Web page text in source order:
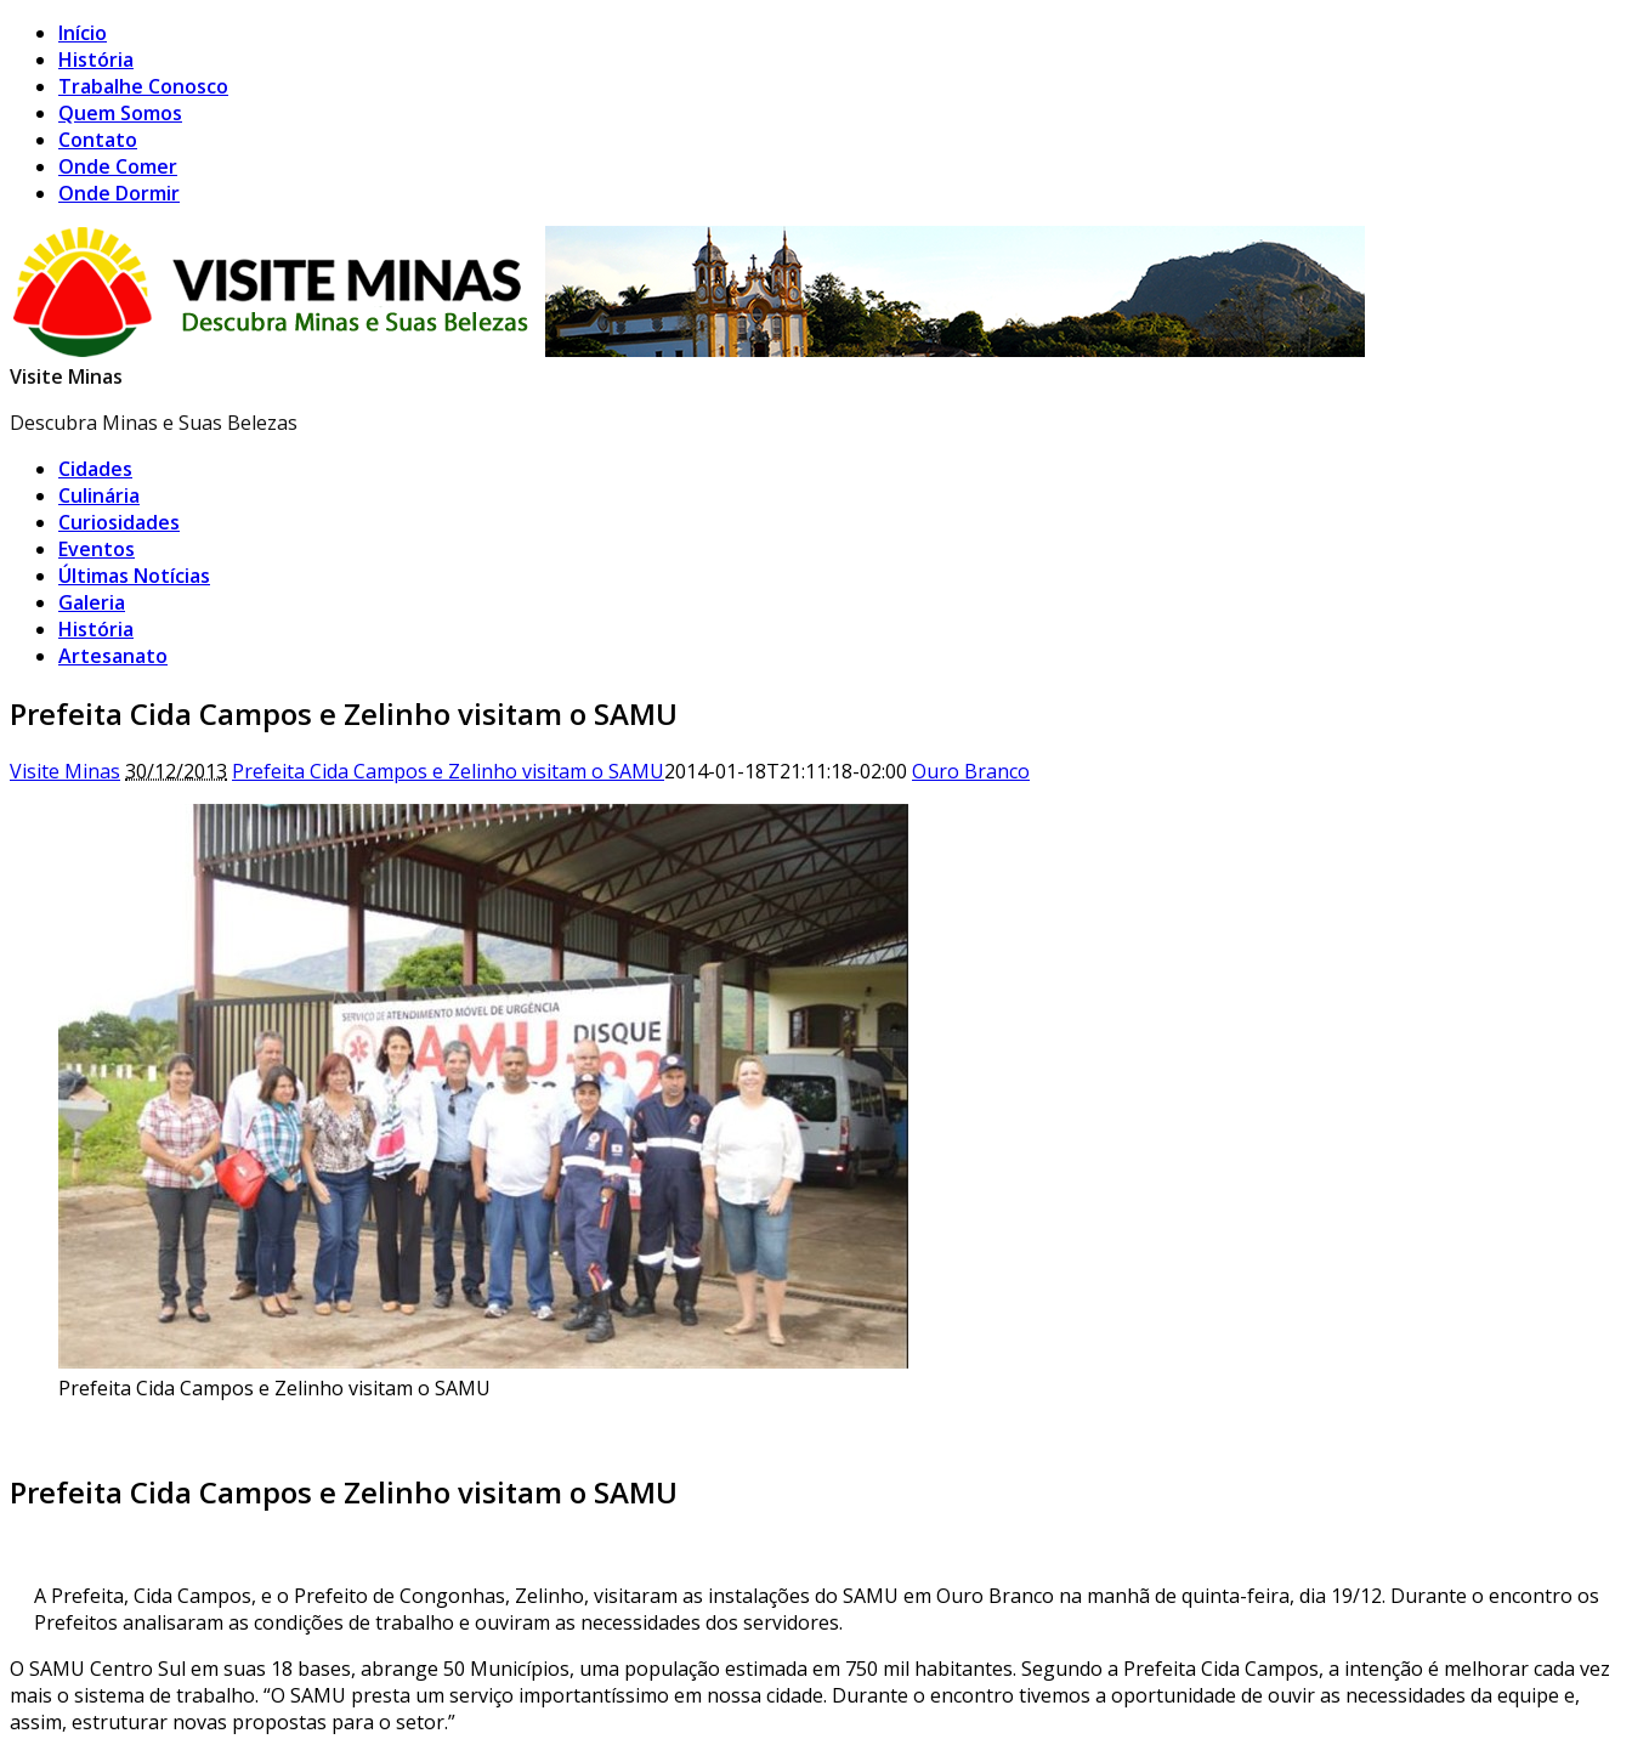
Início
História
Trabalhe Conosco
Quem Somos
Contato
Onde Comer
Onde Dormir
Visite Minas
Descubra Minas e Suas Belezas
Cidades
Culinária
Curiosidades
Eventos
Últimas Notícias
Galeria
História
Artesanato
Prefeita Cida Campos e Zelinho visitam o SAMU
Visite Minas 30/12/2013 Prefeita Cida Campos e Zelinho visitam o SAMU2014-01-18T21:11:18-02:00 Ouro Branco
Prefeita Cida Campos e Zelinho visitam o SAMU
Prefeita Cida Campos e Zelinho visitam o SAMU
A Prefeita, Cida Campos, e o Prefeito de Congonhas, Zelinho, visitaram as instalações do SAMU em Ouro Branco na manhã de quinta-feira, dia 19/12. Durante o encontro os
Prefeitos analisaram as condições de trabalho e ouviram as necessidades dos servidores.
O SAMU Centro Sul em suas 18 bases, abrange 50 Municípios, uma população estimada em 750 mil habitantes. Segundo a Prefeita Cida Campos, a intenção é melhorar cada vez
mais o sistema de trabalho. “O SAMU presta um serviço importantíssimo em nossa cidade. Durante o encontro tivemos a oportunidade de ouvir as necessidades da equipe e,
assim, estruturar novas propostas para o setor.”